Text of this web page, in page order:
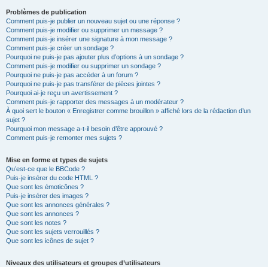
Problèmes de publication
Comment puis-je publier un nouveau sujet ou une réponse ?
Comment puis-je modifier ou supprimer un message ?
Comment puis-je insérer une signature à mon message ?
Comment puis-je créer un sondage ?
Pourquoi ne puis-je pas ajouter plus d’options à un sondage ?
Comment puis-je modifier ou supprimer un sondage ?
Pourquoi ne puis-je pas accéder à un forum ?
Pourquoi ne puis-je pas transférer de pièces jointes ?
Pourquoi ai-je reçu un avertissement ?
Comment puis-je rapporter des messages à un modérateur ?
À quoi sert le bouton « Enregistrer comme brouillon » affiché lors de la rédaction d’un
sujet ?
Pourquoi mon message a-t-il besoin d’être approuvé ?
Comment puis-je remonter mes sujets ?
Mise en forme et types de sujets
Qu’est-ce que le BBCode ?
Puis-je insérer du code HTML ?
Que sont les émoticônes ?
Puis-je insérer des images ?
Que sont les annonces générales ?
Que sont les annonces ?
Que sont les notes ?
Que sont les sujets verrouillés ?
Que sont les icônes de sujet ?
Niveaux des utilisateurs et groupes d’utilisateurs